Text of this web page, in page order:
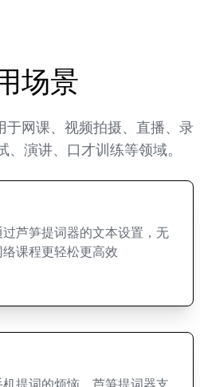
场景
于网课、视频拍摄、直播、录
演讲、口才训练等领域。
芦笋提词器的文本设置，无
课程更轻松更高效
提词的烦恼，芦笋提词器支